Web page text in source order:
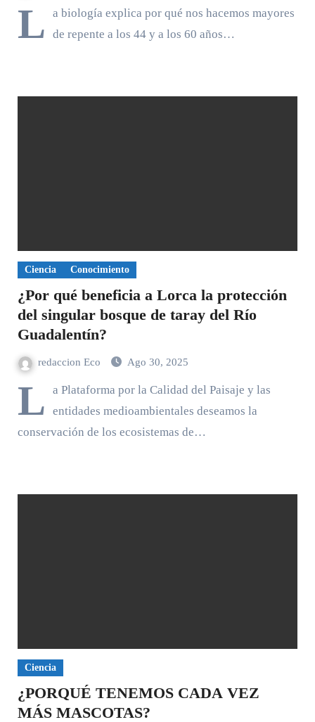
L
a biología explica por qué nos hacemos mayores
de repente a los 44 y a los 60 años…
Ciencia Conocimiento
¿Por qué beneficia a Lorca la protección
del singular bosque de taray del Río
Guadalentín?
redaccion Eco Ago 30, 2025
L
a Plataforma por la Calidad del Paisaje y las
entidades medioambientales deseamos la
conservación de los ecosistemas de…
Ciencia
¿PORQUÉ TENEMOS CADA VEZ
MÁS MASCOTAS?